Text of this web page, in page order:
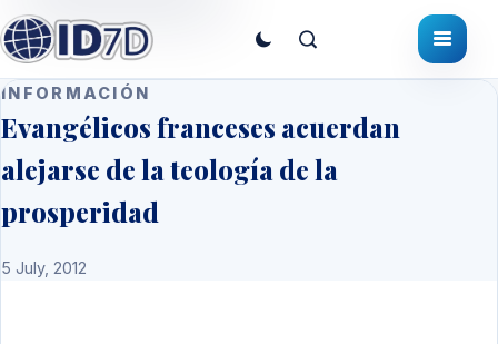
INFORMACIÓN
Evangélicos franceses acuerdan
alejarse de la teología de la
prosperidad
5 July, 2012